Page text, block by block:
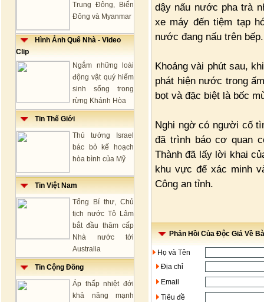
Trung Đông, Biển
Đông và Myanmar
Hình Ảnh Quê Nhà - Video
Clip
Ngắm những loài
động vật quý hiếm
sinh sống trong
rừng Khánh Hòa
Tin Thế Giới
Thủ tướng Israel
bác bỏ kế hoạch
hòa bình của Mỹ
Tin Việt Nam
Tổng Bí thư, Chủ
tịch nước Tô Lâm
bắt đầu thăm cấp
Nhà nước tới
Australia
Tin Cộng Đồng
Áp thấp nhiệt đới
khả năng mạnh
dậy nấu nước pha trà
xe máy đến tiệm tạp
nước đang nấu trên bếp.
Khoảng vài phút sau,
phát hiện nước trong
bọt và đặc biệt là bốc
Nghi ngờ có người cố
đã trình báo cơ quan
Thành đã lấy lời khai
khu vực để xác minh
Công an tỉnh.
Phản Hồi Của Độc Giả Về
Họ và Tên
Địa chỉ
Email
Tiêu đề